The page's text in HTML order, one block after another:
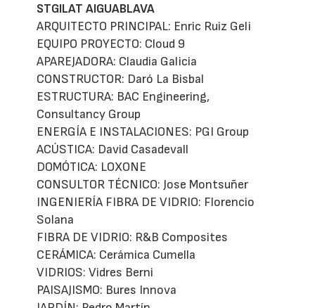
STGILAT AIGUABLAVA
ARQUITECTO PRINCIPAL: Enric Ruiz Geli
EQUIPO PROYECTO: Cloud 9
APAREJADORA: Claudia Galicia
CONSTRUCTOR: Daró La Bisbal
ESTRUCTURA: BAC Engineering,
Consultancy Group
ENERGÍA E INSTALACIONES: PGI Group
ACÚSTICA: David Casadevall
DOMÓTICA: LOXONE
CONSULTOR TÉCNICO: Jose Montsuñer
INGENIERÍA FIBRA DE VIDRIO: Florencio
Solana
FIBRA DE VIDRIO: R&B Composites
CERÁMICA: Cerámica Cumella
VIDRIOS: Vidres Berni
PAISAJISMO: Bures Innova